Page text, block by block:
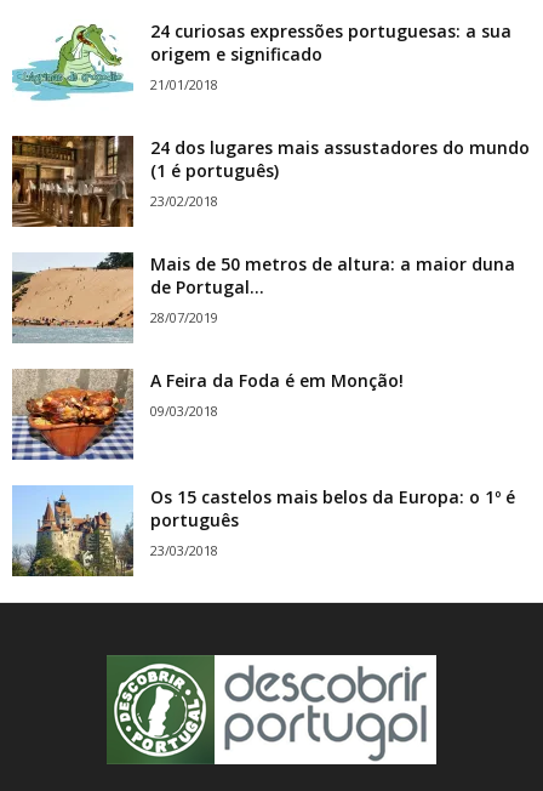
24 curiosas expressões portuguesas: a sua
origem e significado
21/01/2018
24 dos lugares mais assustadores do mundo
(1 é português)
23/02/2018
Mais de 50 metros de altura: a maior duna
de Portugal...
28/07/2019
A Feira da Foda é em Monção!
09/03/2018
Os 15 castelos mais belos da Europa: o 1º é
português
23/03/2018